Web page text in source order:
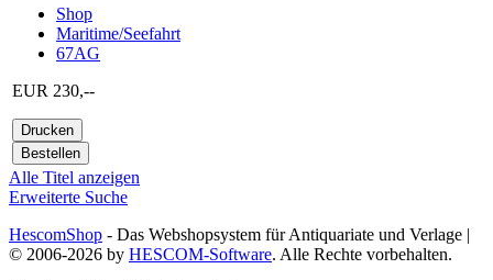
Shop
Maritime/Seefahrt
67AG
EUR 230,--
Alle Titel anzeigen
Erweiterte Suche
HescomShop - Das Webshopsystem für Antiquariate und Verlage |
© 2006-2026 by HESCOM-Software. Alle Rechte vorbehalten.